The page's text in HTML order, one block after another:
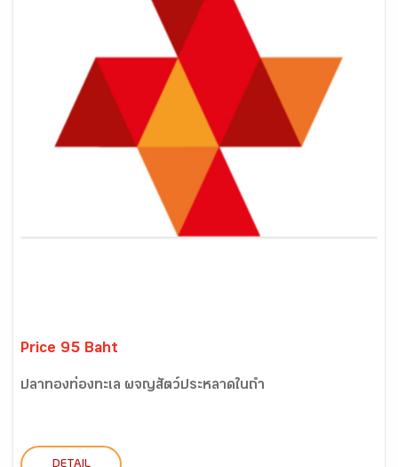
Price 95 Baht
ปลาทองท่องทะเล ผจญสัตว์ประหลาดในถ้ำ